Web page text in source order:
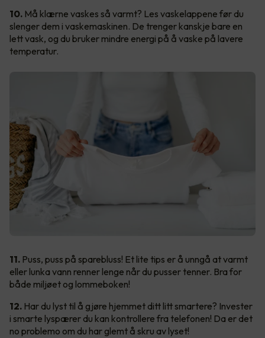
10. Må klærne vaskes så varmt? Les vaskelappene før du
slenger dem i vaskemaskinen. De trenger kanskje bare en
lett vask, og du bruker mindre energi på å vaske på lavere
temperatur.
11. Puss, puss på sparebluss! Et lite tips er å unngå at varmt
eller lunka vann renner lenge når du pusser tenner. Bra for
både miljøet og lommeboken!
12. Har du lyst til å gjøre hjemmet ditt litt smartere? Invester
i smarte lyspærer du kan kontrollere fra telefonen! Da er det
no problemo om du har glemt å skru av lyset!